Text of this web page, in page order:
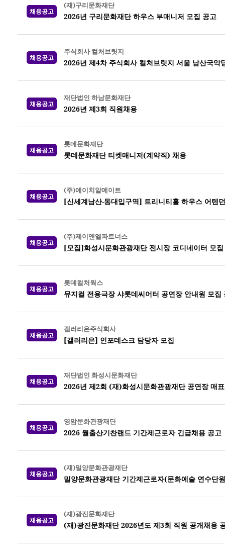
채용공고
(재)구리문화재단
2026년 구리문화재단 하우스 부매니저 모집 공고
채용공고
주식회사 컬처브릿지
2026년 제4차 주식회사 컬처브릿지 서울 남산국악
채용공고
재단법인 하남문화재단
2026년 제3회 직원채용
채용공고
롯데문화재단
롯데문화재단 티켓매니저(계약직) 채용
채용공고
(주)에이치알메이트
[신세계남산-동대입구역] 트리니티홀 하우스 어텐
채용공고
(주)제이앤엘파트너스
[모집]화성시문화관광재단 전시장 코디네이터 모집
채용공고
롯데컬처웍스
뮤지컬 전용극장 샤롯데씨어터 공연장 안내원 모
채용공고
갤러리은주식회사
[갤러리은] 인포데스크 담당자 모집
채용공고
재단법인 화성시문화재단
2026년 제2회 (재)화성시문화관광재단 공연장 매
채용공고
영암문화관광재단
2026 월출산기찬랜드 기간제근로자 긴급채용 공고
채용공고
(재)밀양문화관광재단
밀양문화관광재단 기간제근로자(문화예술 연수단
채용공고
(재)광진문화재단
(재)광진문화재단 2026년도 제3회 직원 공개채용